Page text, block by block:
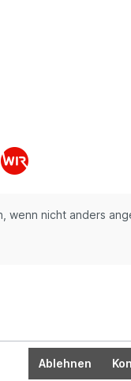
wenn nicht anders
Ablehnen